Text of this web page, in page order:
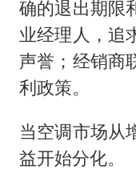
确的退出期限
业经理人，追
声誉；经销商
利政策。
当空调市场从
益开始分化。